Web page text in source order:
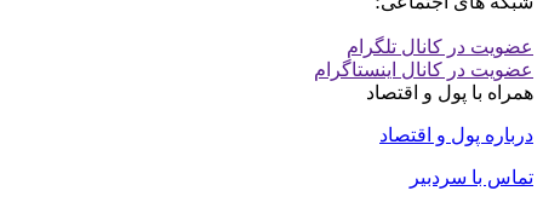
عضویت در کانال تلگرام
عضویت در کانال اینستاگرام
همراه با پول و اقتصاد
درباره پول و اقتصاد
تماس با سردبیر